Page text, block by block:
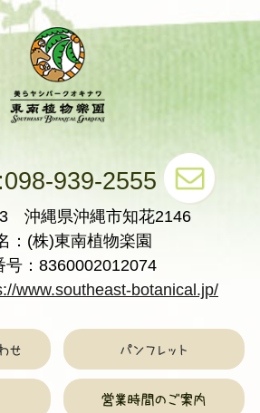
939-2555
沖縄県沖縄市知花2146
：(株)東南植物楽園
号：8360002012074
www.southeast-botanical.jp/